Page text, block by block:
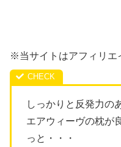
※当サイトはアフィリエ
しっかりと反発力の
エアウィーヴの枕が
っと・・・